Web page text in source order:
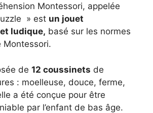
Montessori, appelée
» est un jouet
ludique, basé sur les normes
Montessori.
de 12 coussinets de
: moelleuse, douce, ferme,
a été conçue pour être
par l’enfant de bas âge.